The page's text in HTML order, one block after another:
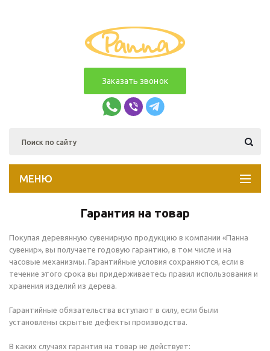
Заказать звонок
МЕНЮ
Гарантия на товар
Покупая деревянную сувенирную продукцию в компании «Панна
сувенир», вы получаете годовую гарантию, в том числе и на
часовые механизмы. Гарантийные условия сохраняются, если в
течение этого срока вы придерживаетесь правил использования и
хранения изделий из дерева.
Гарантийные обязательства вступают в силу, если были
установлены скрытые дефекты производства.
В каких случаях гарантия на товар не действует: